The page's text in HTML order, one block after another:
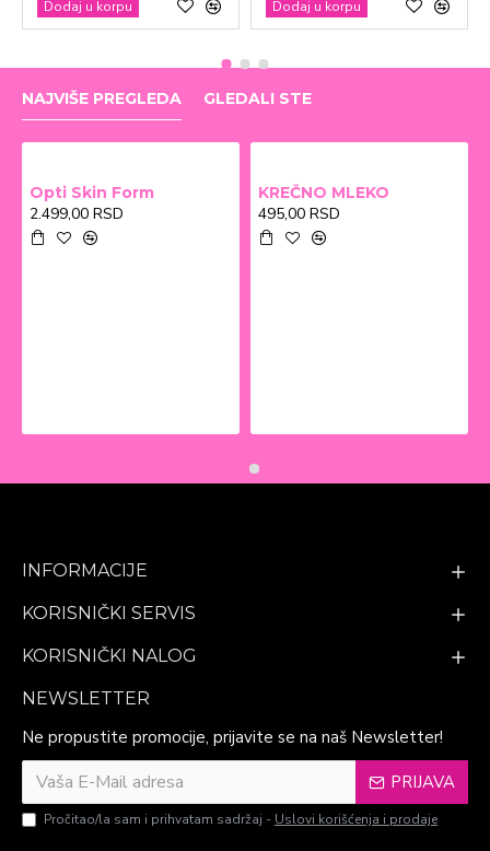
Dodaj u korpu Dodaj u korpu
NAJVIŠE PREGLEDA GLEDALI STE
Opti Skin Form
2.499,00 RSD
KREČNO MLEKO
495,00 RSD
INFORMACIJE
KORISNIČKI SERVIS
KORISNIČKI NALOG
NEWSLETTER
Ne propustite promocije, prijavite se na naš Newsletter!
PRIJAVA
Pročitao/la sam i prihvatam sadržaj - Uslovi korišćenja i prodaje